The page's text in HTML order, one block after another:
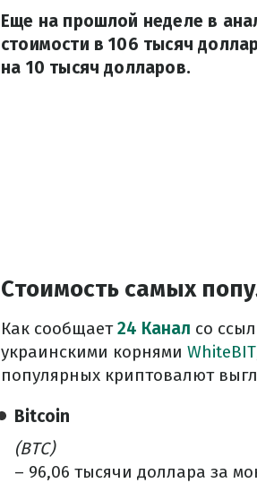
Еще на прошлой неделе в
стоимости в 106 тысяч
на 10 тысяч долларов.
Стоимость самых
Как сообщает24 Канал со
украинскими корнями WhiteBIT
популярных криптовалют
Bitcoin
(BTC)
– 96,06 тысячи доллара за